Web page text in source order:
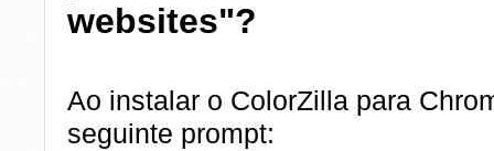
websites"?
Ao instalar o ColorZilla para
seguinte prompt: